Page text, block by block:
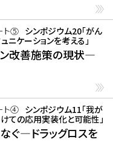
ト⑤ シンポジウム20「がん
ニケーションを考える」
ン改善施策の現状―
ト④ シンポジウム11「我が
ての応用実装化と可能性」
ぐ―ドラッグロスを